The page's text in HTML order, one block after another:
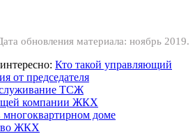
обновления материала: ноябрь 2019.
Кто такой управляющий
от председателя
ТСЖ
компании ЖКХ
доме
ЖКХ